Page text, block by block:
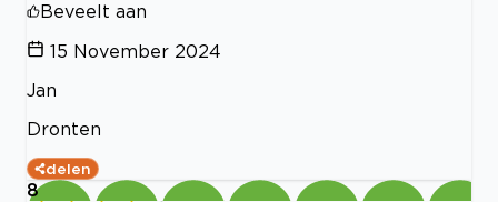
Beveelt aan
15 November 2024
Jan
Dronten
delen
8